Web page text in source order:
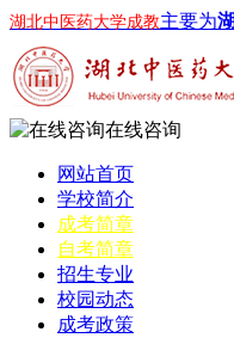
湖北中医药大学成教主要为
在线咨询
网站首页
学校简介
成考简章
自考简章
招生专业
校园动态
成考政策